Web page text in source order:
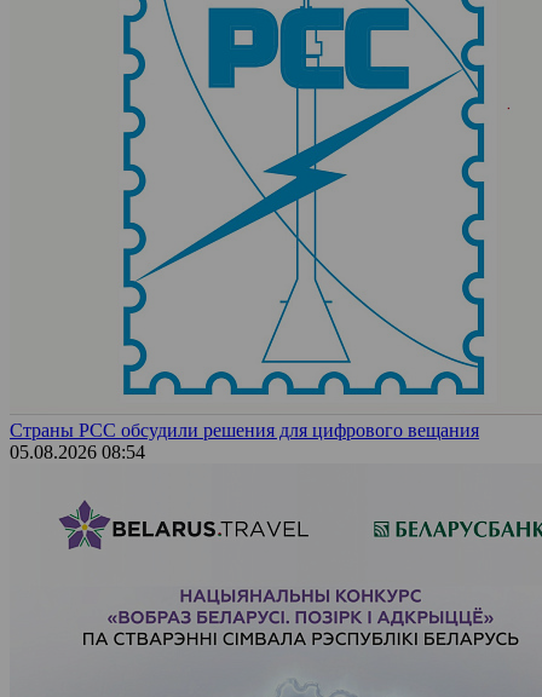
Страны РСС обсудили решения для цифрового вещания
05.08.2026 08:54